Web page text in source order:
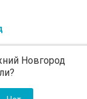
Новгород
(от 5 000 ₽